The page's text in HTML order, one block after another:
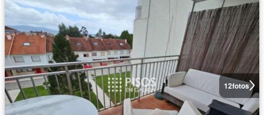
12fotos